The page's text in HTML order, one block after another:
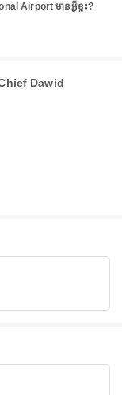
Airport មានអ្វីខ្លះ?
Dawid